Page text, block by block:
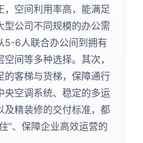
，空间利用率高，能满足
型公司不同规模的办公需
5-6人联合办公间到拥有
间等多种选择。其次，
的客梯与货梯，保障通行
央空调系统、稳定的多运
及精装修的交付标准，都
”、保障企业高效运营的